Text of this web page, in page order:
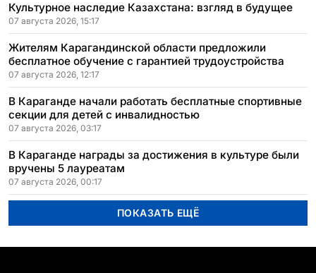
Культурное наследие Казахстана: взгляд в будущее
07 августа 2026, 15:17
Жителям Карагандинской области предложили
бесплатное обучение с гарантией трудоустройства
07 августа 2026, 12:17
В Караганде начали работать бесплатные спортивные
секции для детей с инвалидностью
07 августа 2026, 03:17
В Караганде награды за достижения в культуре были
вручены 5 лауреатам
07 августа 2026, 00:17
ПОКАЗАТЬ ЕЩЁ